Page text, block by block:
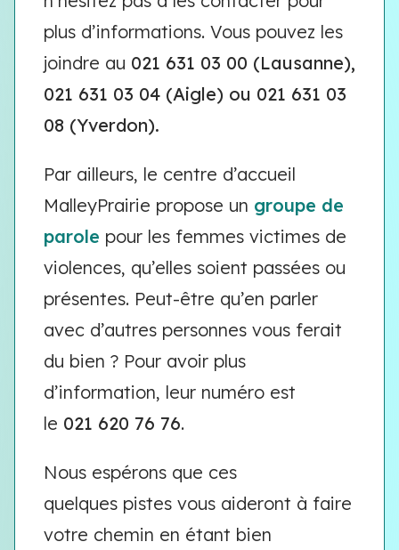
plus d’informations. Vous pouvez les
joindre au 021 631 03 00 (Lausanne),
021 631 03 04 (Aigle) ou 021 631 03
08 (Yverdon).
Par ailleurs, le centre d’accueil
MalleyPrairie propose un groupe de
parole pour les femmes victimes de
violences, qu’elles soient passées ou
présentes. Peut-être qu’en parler
avec d’autres personnes vous ferait
du bien ? Pour avoir plus
d’information, leur numéro est
le 021 620 76 76.
Nous espérons que ces
quelques pistes vous aideront à faire
votre chemin en étant bien